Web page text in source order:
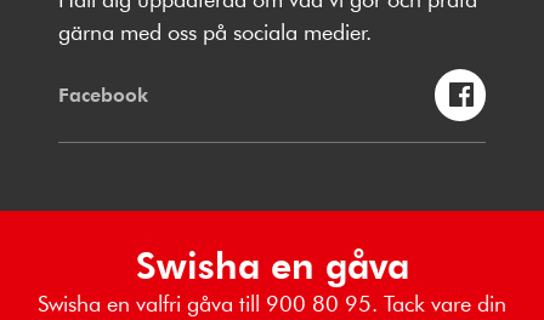
gärna med oss på sociala medier.
Facebook
Swisha en gåva
Swisha en valfri gåva till 900 80 95. Tack vare din